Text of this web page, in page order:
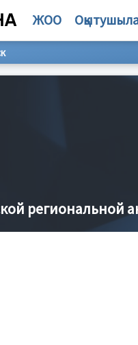
ЖОО
региональной